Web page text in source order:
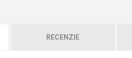
RECENZIE